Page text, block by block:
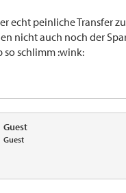
echt peinliche Transfer
nicht auch noch der
so schlimm :wink:
Guest
Guest